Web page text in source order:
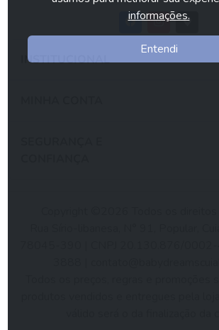
INSTITUCIONAL
informações.
Entendi